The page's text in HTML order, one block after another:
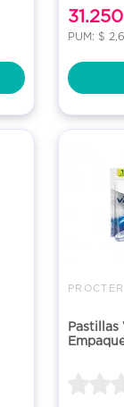
31.250
PUM: $
Pastillas